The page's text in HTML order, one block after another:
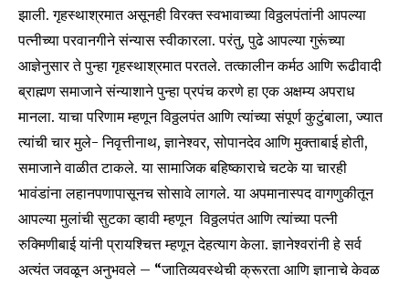
झाली. गृहस्थाश्रमात असूनही विरक्त स्वभावाच्या विठ्ठलपंतांनी आपल्या
पत्नीच्या परवानगीने संन्यास स्वीकारला. परंतु, पुढे आपल्या गुरूंच्या
आज्ञेनुसार ते पुन्हा गृहस्थाश्रमात परतले. तत्कालीन कर्मठ आणि रूढीवादी
ब्राह्मण समाजाने संन्याशाने पुन्हा प्रपंच करणे हा एक अक्षम्य अपराध
मानला. याचा परिणाम म्हणून विठ्ठलपंत आणि त्यांच्या संपूर्ण कुटुंबाला, ज्यात
त्यांची चार मुले- निवृत्तीनाथ, ज्ञानेश्वर, सोपानदेव आणि मुक्ताबाई होती,
समाजाने वाळीत टाकले. या सामाजिक बहिष्काराचे चटके या चारही
भावंडांना लहानपणापासूनच सोसावे लागले. या अपमानास्पद वागणुकीतून
आपल्या मुलांची सुटका व्हावी म्हणून विठ्ठलपंत आणि त्यांच्या पत्नी
रुक्मिणीबाई यांनी प्रायश्चित्त म्हणून देहत्याग केला. ज्ञानेश्वरांनी हे सर्व
अत्यंत जवळून अनुभवले – “जातिव्यवस्थेची क्रूरता आणि ज्ञानाचे केवळ